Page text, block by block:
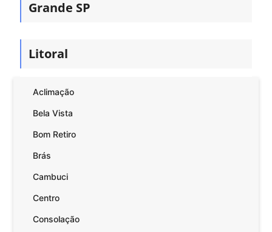
Grande SP
Litoral
Aclimação
Bela Vista
Bom Retiro
Brás
Cambuci
Centro
Consolação